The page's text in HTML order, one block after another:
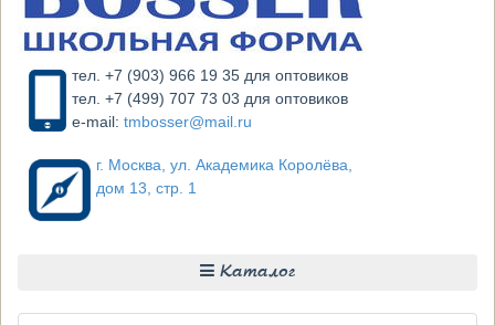
тел. +7 (903) 966 19 35 для оптовиков
тел. +7 (499) 707 73 03 для оптовиков
e-mail: tmbosser@mail.ru
г. Москва, ул. Академика Королёва,
дом 13, стр. 1
Каталог